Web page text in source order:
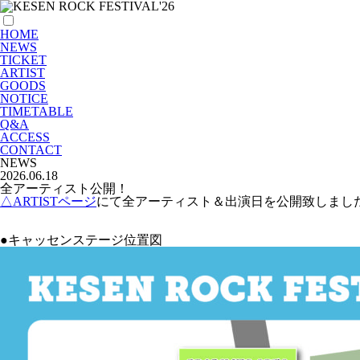
HOME
NEWS
TICKET
ARTIST
GOODS
NOTICE
TIMETABLE
Q&A
ACCESS
CONTACT
NEWS
2026.06.18
全アーティスト公開！
△ARTISTページにて全アーティスト＆出演日を公開致しまし
●キャッセンステージ位置図